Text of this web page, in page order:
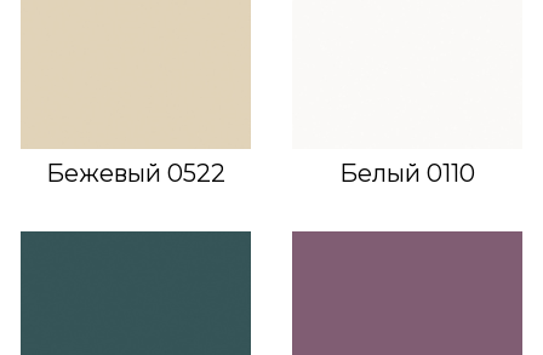
Бежевый 0522 Белый 0110